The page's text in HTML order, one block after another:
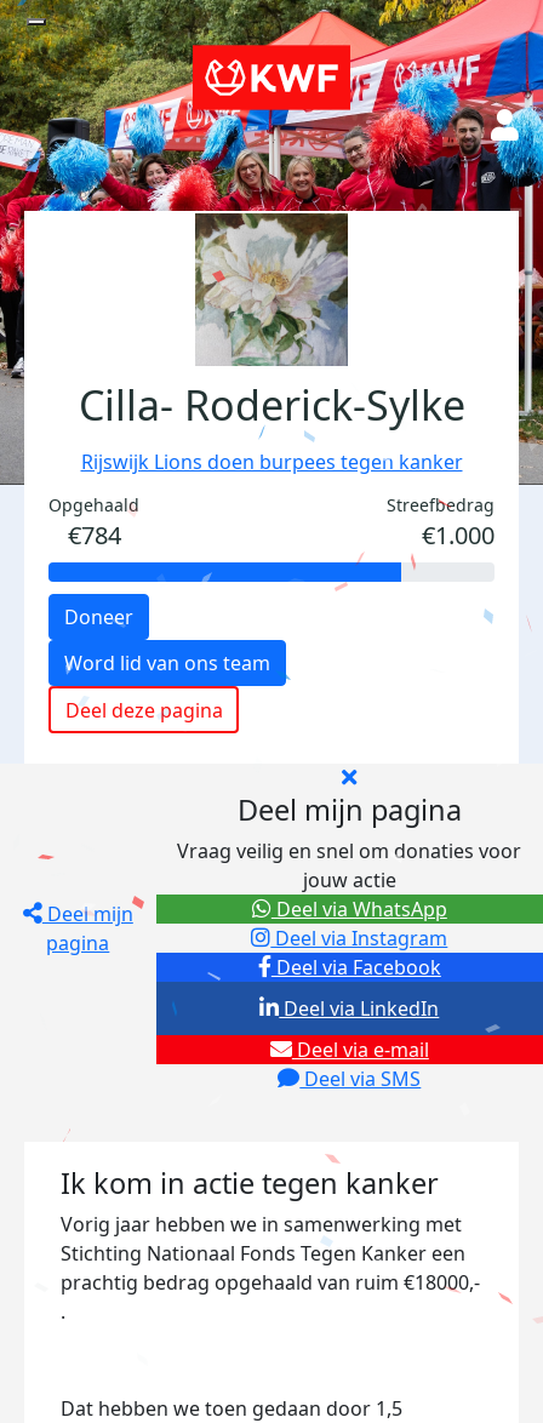
Cilla- Roderick-Sylke
Rijswijk Lions doen burpees tegen kanker
Opgehaald
€784
Streefbedrag
€1.000
Doneer
Word lid van ons team
Deel deze pagina
Deel mijn
pagina
Deel mijn pagina
Vraag veilig en snel om donaties voor
jouw actie
Deel via Facebook
Deel via Instagram
Deel via e-mail
Deel via SMS
Deel via LinkedIn
Deel via WhatsApp
Ik kom in actie tegen kanker
Vorig jaar hebben we in samenwerking met
Stichting Nationaal Fonds Tegen Kanker een
prachtig bedrag opgehaald van ruim €18000,-
.
Dat hebben we toen gedaan door 1,5